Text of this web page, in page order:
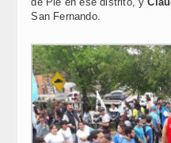
San Fernando.